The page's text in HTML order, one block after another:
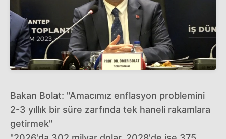
Bakan Bolat: "Amacımız enflasyon problemini
2-3 yıllık bir süre zarfında tek haneli rakamlara
getirmek"